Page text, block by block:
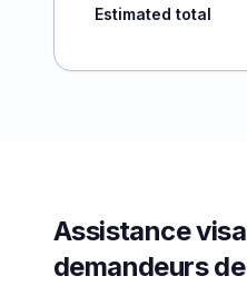
Estimated total
Assistance
demandeurs